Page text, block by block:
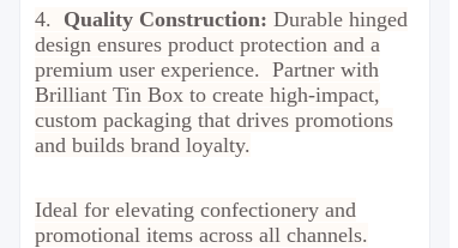
4. Quality Construction: Durable hinged
design ensures product protection and a
premium user experience. Partner with
Brilliant Tin Box to create high-impact,
custom packaging that drives promotions
and builds brand loyalty.
Ideal for elevating confectionery and
promotional items across all channels.